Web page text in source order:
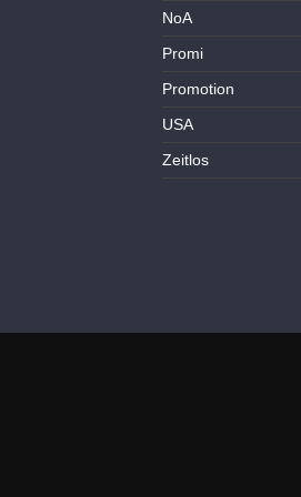
NoA
Promi
Promotion
USA
Zeitlos